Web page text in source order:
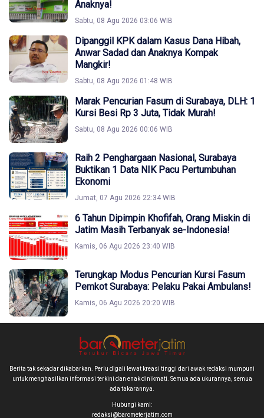
Anaknya!
Sabtu, 08 Agu 2026 03:06 WIB
Dipanggil KPK dalam Kasus Dana Hibah,
Anwar Sadad dan Anaknya Kompak
Mangkir!
Sabtu, 08 Agu 2026 01:48 WIB
Marak Pencurian Fasum di Surabaya, DLH: 1
Kursi Besi Rp 3 Juta, Tidak Murah!
Sabtu, 08 Agu 2026 00:06 WIB
Raih 2 Penghargaan Nasional, Surabaya
Buktikan 1 Data NIK Pacu Pertumbuhan
Ekonomi
Jumat, 07 Agu 2026 22:34 WIB
6 Tahun Dipimpin Khofifah, Orang Miskin di
Jatim Masih Terbanyak se-Indonesia!
Kamis, 06 Agu 2026 23:40 WIB
Terungkap Modus Pencurian Kursi Fasum
Pemkot Surabaya: Pelaku Pakai Ambulans!
Kamis, 06 Agu 2026 20:20 WIB
Berita tak sekadar dikabarkan. Perlu digali lewat kreasi tinggi dari awak redaksi mumpuni
untuk menghasilkan informasi terkini dan enak dinikmati. Semua ada ukurannya, semua
ada takarannya.
Hubungi kami:
redaksi@barometerjatim.com